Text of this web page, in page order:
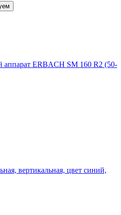
аппарат ERBACH SM 160 R2 (50-
вертикальная, цвет синий,